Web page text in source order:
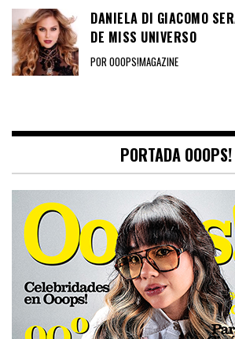
DANIELA DI GIACOMO
DE MISS UNIVERSO
POR OOOPS!MAGAZINE
PORTADA OOOPS!